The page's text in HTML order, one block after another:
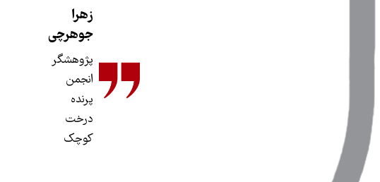
زهرا
جوهرچی
پژوهشگر
انجمن
پرنده
درخت
کوچک